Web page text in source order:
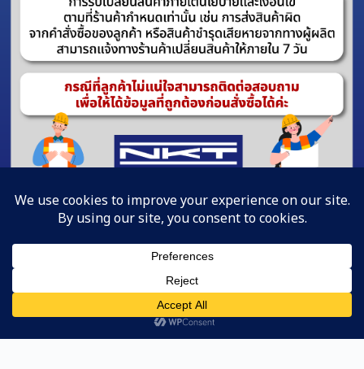
Copyright © 2023 | NAKATA-Cun Co,. Ltd.
Line